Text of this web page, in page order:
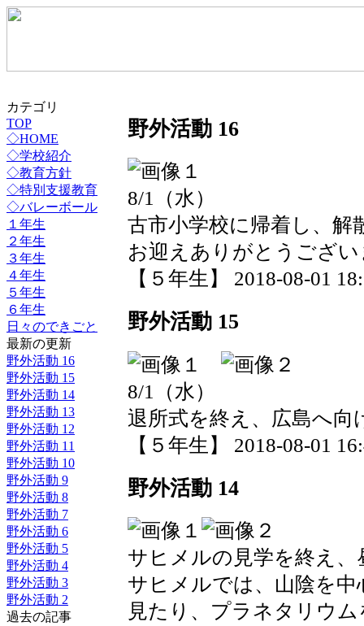
カテゴリ
TOP
◇HOME
◇学校紹介
◇教育方針
◇特別支援教育
◇バレーボール
１年生
２年生
３年生
４年生
５年生
６年生
日々のできごと
最新の更新
野外活動 16
野外活動 15
野外活動 14
野外活動 13
野外活動 12
野外活動 11
野外活動 10
野外活動 9
野外活動 8
野外活動 7
野外活動 6
野外活動 5
野外活動 4
野外活動 3
野外活動 2
過去の記事
野外活動 16
8/1（水）
古市小学校に帰着し、解
お迎えありがとうござ
【５年生】 2018-08-01
野外活動 15
8/1（水）
退所式を終え、広島へ向
【５年生】 2018-08-01
野外活動 14
サヒメルの見学を終え
サヒメルでは、山陰を
見たり、プラネタリウ